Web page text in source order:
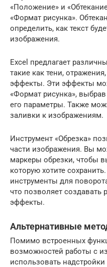
«Положение» и
«Формат рисунка».
определить, как текст
изображения.
Excel предлагает
такие как тени,
эффекты. Эти эффекты
«Формат рисунка»,
его параметры. Также
заливки к изображениям.
Инструмент «Обрезка»
части изображения. Вы
маркеры обрезки, чтобы
которую хотите
инструменты для
что позволяет
эффекты.
Альтернативные
Помимо встроенных
возможностей работы с
использовать